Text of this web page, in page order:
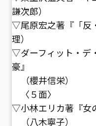
謙次郎）
▽尾原宏之著『「反
理）
▽ダーフィット・デ
豪』
（櫻井信栄）
〈５面〉
▽小林エリカ著『女
（八木寧子）